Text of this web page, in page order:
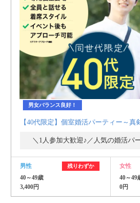
男女バランス良好！
【40代限定】個室婚活パーティー～真
＼1人参加大歓迎♪／人気の婚活パ
男性 残りわずか
40～49歳
3,400円
女性
40～49
0円